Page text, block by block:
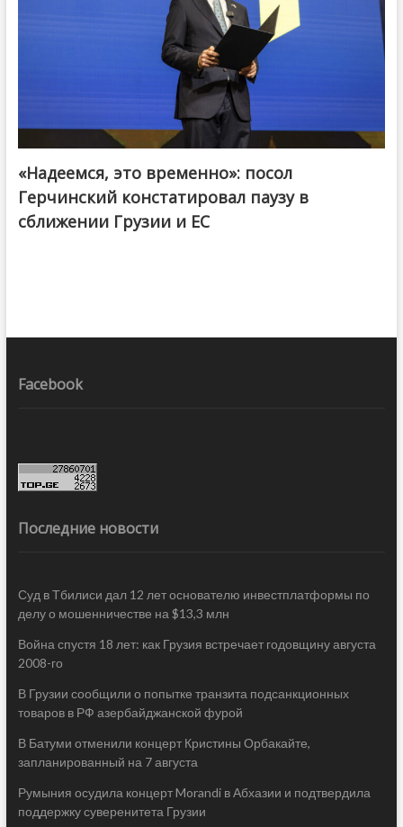
«Надеемся, это временно»: посол
Герчинский констатировал паузу в
сближении Грузии и ЕС
Facebook
Последние новости
Суд в Тбилиси дал 12 лет основателю инвестплатформы по
делу о мошенничестве на $13,3 млн
Война спустя 18 лет: как Грузия встречает годовщину августа
2008-го
В Грузии сообщили о попытке транзита подсанкционных
товаров в РФ азербайджанской фурой
В Батуми отменили концерт Кристины Орбакайте,
запланированный на 7 августа
Румыния осудила концерт Morandi в Абхазии и подтвердила
поддержку суверенитета Грузии